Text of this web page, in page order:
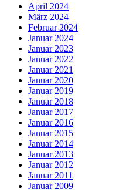
April 2024
März 2024
Februar 2024
Januar 2024
Januar 2023
Januar 2022
Januar 2021
Januar 2020
Januar 2019
Januar 2018
Januar 2017
Januar 2016
Januar 2015
Januar 2014
Januar 2013
Januar 2012
Januar 2011
Januar 2009